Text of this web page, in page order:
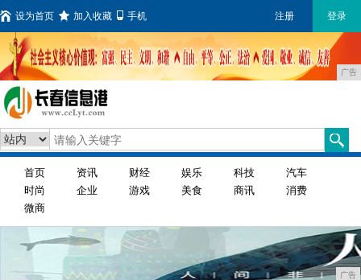
设为首页 加入收藏 手机 注册 登录
广告
首页 资讯 财经 娱乐 科技
汽车
时尚
企业 游戏 美食 商讯
消费
微商
广告